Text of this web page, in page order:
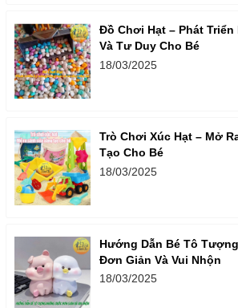
Đồ Chơi Hạt – Phát Triển
Và Tư Duy Cho Bé
18/03/2025
Trò Chơi Xúc Hạt – Mở
Tạo Cho Bé
18/03/2025
Hướng Dẫn Bé Tô
Đơn Giản Và Vui Nhộn
18/03/2025